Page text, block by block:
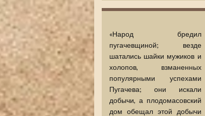
«Народ бредил
пугачевщиной; везде
шатались шайки мужиков и
холопов, взманенных
популярными успехами
Пугачева; они искали
добычи, а плодомасовский
дом обещал этой добычи